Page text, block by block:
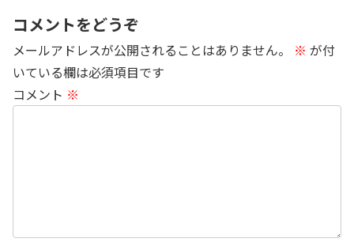
コメントをどうぞ
メールアドレスが公開されることはありません。 ※ が付
いている欄は必須項目です
コメント ※